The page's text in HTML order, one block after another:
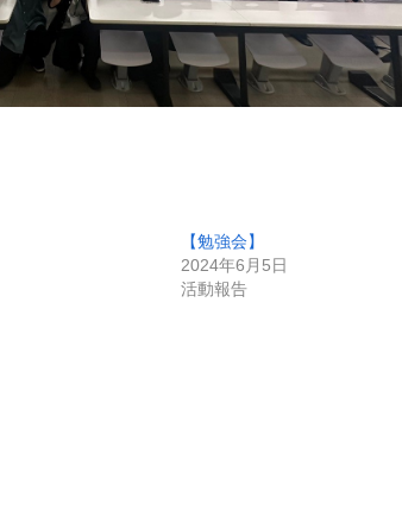
【勉強会】
2024年6月5日
活動報告